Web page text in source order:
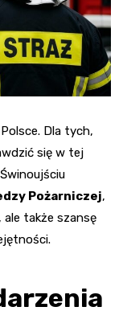
Dla tych,
się w tej
Pożarniczej,
także szansę